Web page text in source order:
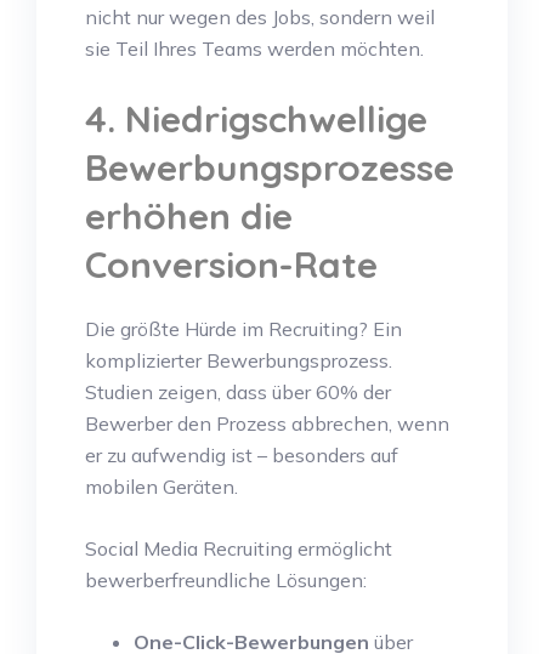
nicht nur wegen des Jobs, sondern weil
sie Teil Ihres Teams werden möchten.
4. Niedrigschwellige
Bewerbungsprozesse
erhöhen die
Conversion-Rate
Die größte Hürde im Recruiting? Ein
komplizierter Bewerbungsprozess.
Studien zeigen, dass über 60% der
Bewerber den Prozess abbrechen, wenn
er zu aufwendig ist – besonders auf
mobilen Geräten.
Social Media Recruiting ermöglicht
bewerberfreundliche Lösungen:
One-Click-Bewerbungen über